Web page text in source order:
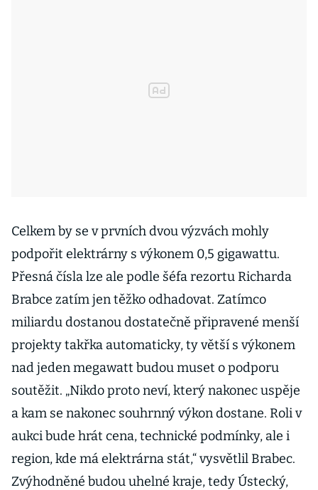
Celkem by se v prvních dvou výzvách mohly
podpořit elektrárny s výkonem 0,5 gigawattu.
Přesná čísla lze ale podle šéfa rezortu Richarda
Brabce zatím jen těžko odhadovat. Zatímco
miliardu dostanou dostatečně připravené menší
projekty takřka automaticky, ty větší s výkonem
nad jeden megawatt budou muset o podporu
soutěžit. „Nikdo proto neví, který nakonec uspěje
a kam se nakonec souhrnný výkon dostane. Roli v
aukci bude hrát cena, technické podmínky, ale i
region, kde má elektrárna stát,“ vysvětlil Brabec.
Zvýhodněné budou uhelné kraje, tedy Ústecký,